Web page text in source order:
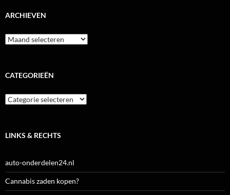
ARCHIEVEN
Archieven
CATEGORIEËN
Categorieën
LINKS & RECHTS
auto-onderdelen24.nl
Cannabis zaden kopen?